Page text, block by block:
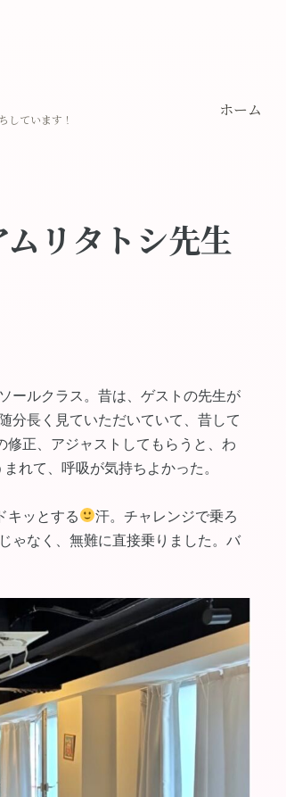
しています！ ホーム
リタトシ先生
ールクラス。昔は、ゲストの先生が
分長く見ていただいていて、昔して
正、アジャストしてもらうと、わ
れて、呼吸が気持ちよかった。
キッとする
汗。チャレンジで乗ろ
ゃなく、無難に直接乗りました。バ